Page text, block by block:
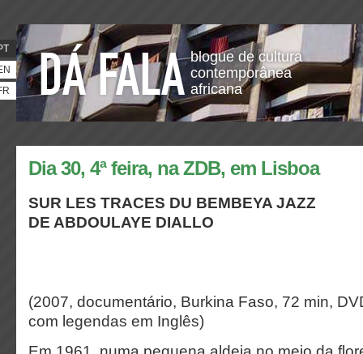
blogue de cultura
contemporânea
africana
Dia 30, 4ª feira, na ZDB, em Lisboa
SUR LES TRACES DU BEMBEYA JAZZ
DE ABDOULAYE DIALLO
(2007, documentário, Burkina Faso, 72 min,
com legendas em Inglês)